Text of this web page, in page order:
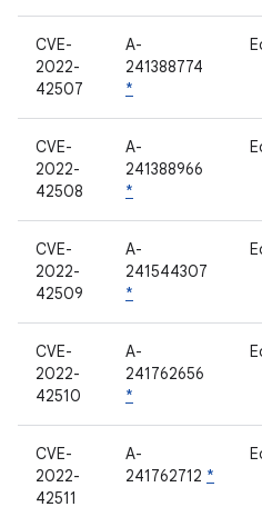
CVE-
2022-
42507
A-
241388774
*
CVE-
2022-
42508
A-
241388966
*
CVE-
2022-
42509
A-
241544307
*
CVE-
2022-
42510
A-
241762656
*
CVE-
2022-
42511
A-
241762712 *